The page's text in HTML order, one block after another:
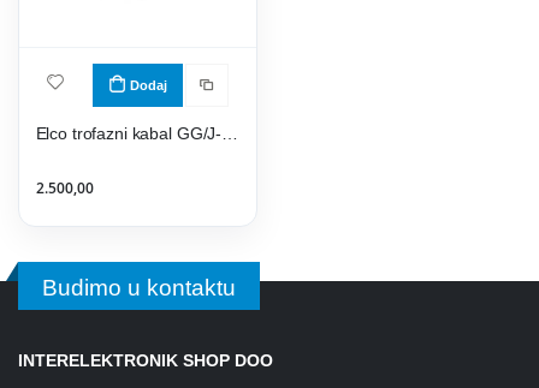
Dodaj
2.500,00
Budimo u kontaktu
INTERELEKTRONIK SHOP DOO